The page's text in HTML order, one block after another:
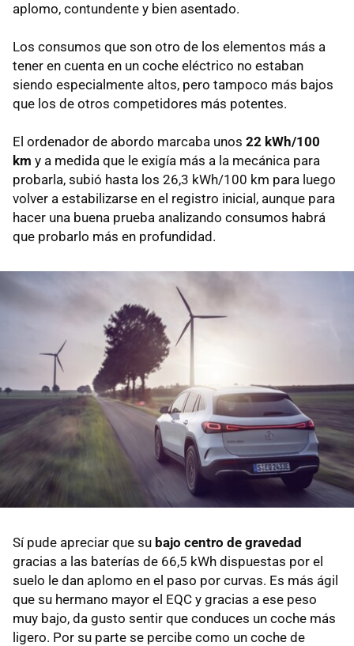
aplomo, contundente y bien asentado.
Los consumos que son otro de los elementos más a
tener en cuenta en un coche eléctrico no estaban
siendo especialmente altos, pero tampoco más bajos
que los de otros competidores más potentes.
El ordenador de abordo marcaba unos 22 kWh/100
km y a medida que le exigía más a la mecánica para
probarla, subió hasta los 26,3 kWh/100 km para luego
volver a estabilizarse en el registro inicial, aunque para
hacer una buena prueba analizando consumos habrá
que probarlo más en profundidad.
Sí pude apreciar que su bajo centro de gravedad
gracias a las baterías de 66,5 kWh dispuestas por el
suelo le dan aplomo en el paso por curvas. Es más ágil
que su hermano mayor el EQC y gracias a ese peso
muy bajo, da gusto sentir que conduces un coche más
ligero. Por su parte se percibe como un coche de